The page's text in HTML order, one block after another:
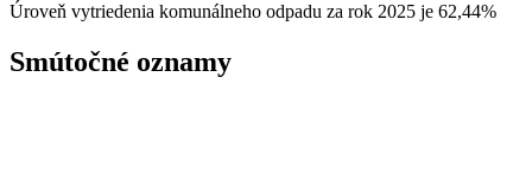
Úroveň vytriedenia komunálneho odpadu za rok 2025 je 62,44%
Smútočné oznamy